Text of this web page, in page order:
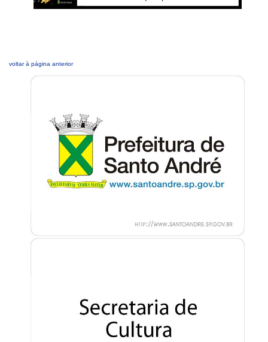
voltar à página anterior